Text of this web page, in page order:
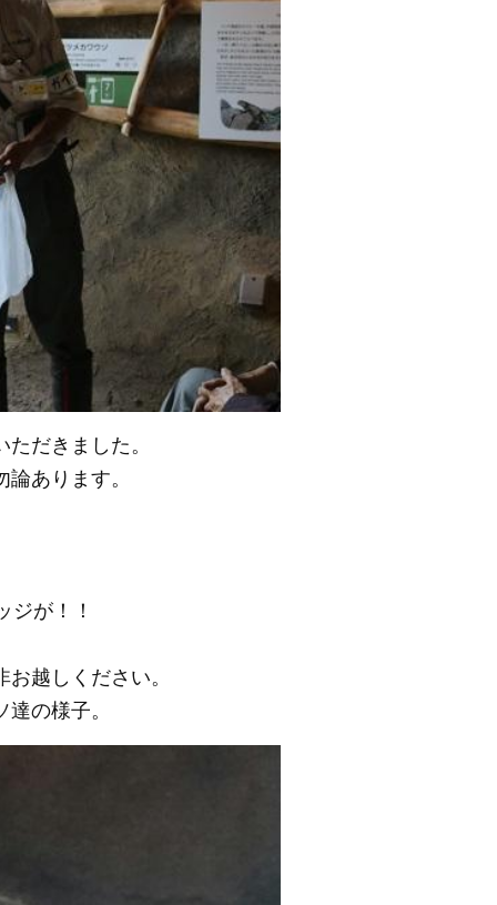
だきました。
あります。
ジが！！
越しください。
の様子。